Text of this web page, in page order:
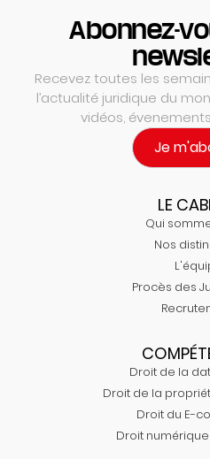
Abonnez-
Recevez toutes les
l’actualité juridique du
vidéos,
Je
LE
Qui
Nos
Procès des
Droit de la
Droit de la
Droit du E-
Droit